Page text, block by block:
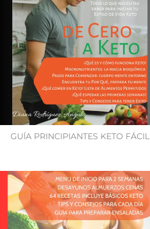
GUÍA PRINCIPIANTES KETO FÁCIL